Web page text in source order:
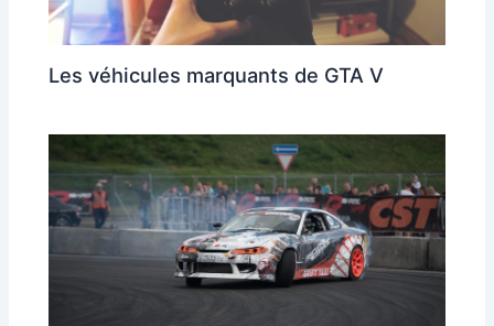
Les véhicules marquants de GTA V